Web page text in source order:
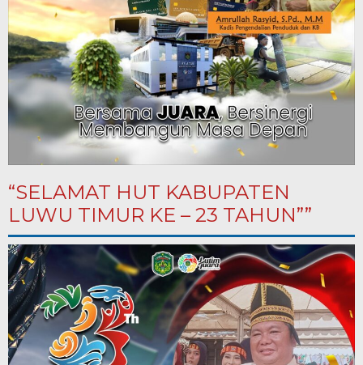
“SELAMAT HUT KABUPATEN
LUWU TIMUR KE – 23 TAHUN””